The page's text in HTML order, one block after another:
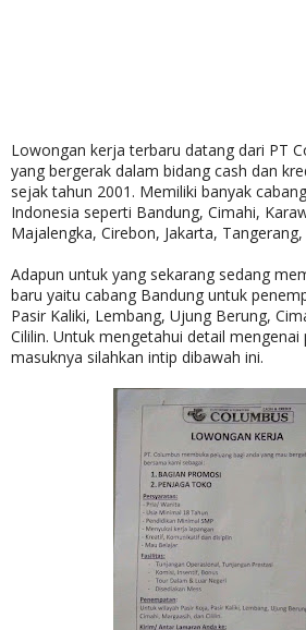
Lowongan kerja terbaru datang dari PT
yang bergerak dalam bidang cash dan
sejak tahun 2001. Memiliki banyak
Indonesia seperti Bandung, Cimahi,
Majalengka, Cirebon, Jakarta,
Adapun untuk yang sekarang sedang
baru yaitu cabang Bandung untuk
Pasir Kaliki, Lembang, Ujung Berung,
Cililin. Untuk mengetahui detail
masuknya silahkan intip dibawah ini.